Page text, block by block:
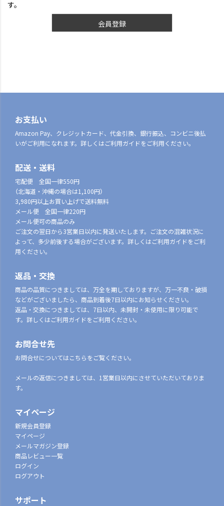
す。
会員登録
お支払い
Amazon Pay、クレジットカード、代金引換、銀行振込、コンビニ後払
いがご利用になれます。詳しくはご利用ガイドをご利用ください。
配送・送料
宅配便 全国一律550円
（北海道・沖縄の場合は1,100円）
3,980円以上お買い上げで送料無料
メール便 全国一律220円
メール便可の商品のみ
ご注文の翌日から3営業日以内に発送いたします。ご注文の混雑状況に
よって、多少前後する場合がございます。詳しくはご利用ガイドをご利
用ください。
返品・交換
商品の品質につきましては、万全を期しておりますが、万一不良・破損
などがございましたら、商品到着後7日以内にお知らせください。
返品・交換につきましては、7日以内、未開封・未使用に限り可能で
す。詳しくはご利用ガイドをご利用ください。
お問合せ先
お問合せについてはこちらをご覧ください。
メールの返信につきましては、1営業日以内にさせていただいておりま
す。
マイページ
新規会員登録
マイページ
メールマガジン登録
商品レビュー一覧
ログイン
ログアウト
サポート